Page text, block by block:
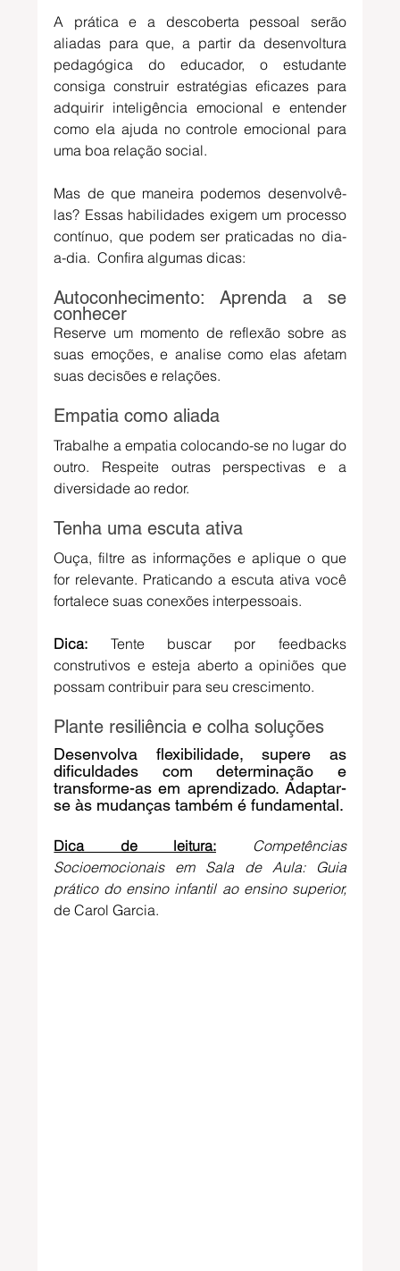
A prática e a descoberta pessoal serão
aliadas para que, a partir da desenvoltura
pedagógica do educador, o estudante
consiga construir estratégias eficazes para
adquirir inteligência emocional e entender
como ela ajuda no controle emocional para
uma boa relação social.
Mas de que maneira podemos desenvolvê-
las? Essas habilidades exigem um processo
contínuo, que podem ser praticadas no dia-
a-dia.  Confira algumas dicas:
Autoconhecimento: Aprenda a se
conhecer
Reserve um momento de reflexão sobre as
suas emoções, e analise como elas afetam
suas decisões e relações.
Empatia como aliada
Trabalhe a empatia colocando-se no lugar do
outro. Respeite outras perspectivas e a
diversidade ao redor.
Tenha uma escuta ativa
Ouça, filtre as informações e aplique o que
for relevante. Praticando a escuta ativa você
fortalece suas conexões interpessoais.
Dica: Tente buscar por feedbacks
construtivos e esteja aberto a opiniões que
possam contribuir para seu crescimento.
Plante resiliência e colha soluções
Desenvolva flexibilidade, supere as
dificuldades com determinação e
transforme-as em aprendizado. Adaptar-
se às mudanças também é fundamental.
Dica de leitura:
Competências
Socioemocionais em Sala de Aula: Guia
prático do ensino infantil ao ensino superior,
de Carol Garcia.